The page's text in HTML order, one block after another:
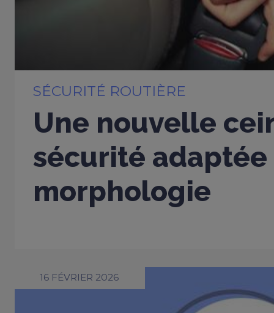
SÉCURITÉ ROUTIÈRE
Une nouvelle
sécurité adaptée
morphologie
16 FÉVRIER 2026